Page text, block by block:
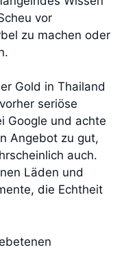
vor
zu machen oder
Gold in Thailand
seriöse
Google und achte
Angebot zu gut,
auch.
Läden und
die Echtheit